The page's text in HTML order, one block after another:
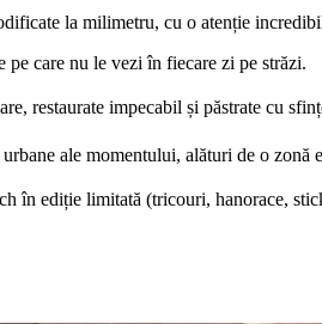
la milimetru, cu o atenție
care nu le vezi în fiecare zi pe străzi.
restaurate impecabil și păstrate cu
ale momentului, alături de o zonă
în ediție limitată (tricouri, hanorace,